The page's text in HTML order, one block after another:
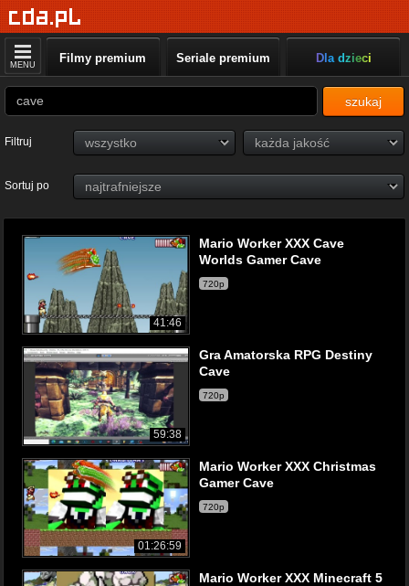
MENU Filmy premium Seriale premium Dla dzieci
szukaj
Filtruj
Sortuj po
41:46
Mario Worker XXX Cave
Worlds Gamer Cave
720p
59:38
Gra Amatorska RPG Destiny
Cave
720p
01:26:59
Mario Worker XXX Christmas
Gamer Cave
720p
Mario Worker XXX Minecraft 5